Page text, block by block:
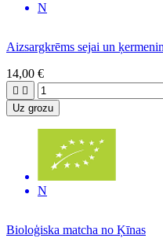
N
Aizsargkrēms sejai un
14,00 €
 
Uz grozu
N
Bioloģiska matcha no Ķīnas